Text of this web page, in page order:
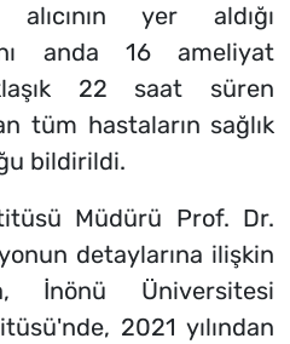
yer aldığı
anda 16 ameliyat
22 saat süren
tüm hastaların sağlık
bildirildi.
Müdürü Prof. Dr.
detaylarına ilişkin
İnönü Üniversitesi
2021 yılından